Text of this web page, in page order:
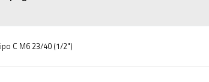
C M6 23/40 (1/2")